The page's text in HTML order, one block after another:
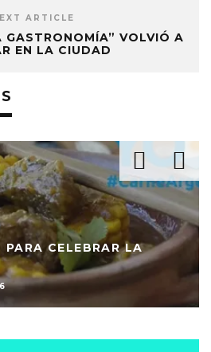
ARTICLE
GASTRONOMÍA” VOLVIÓ A
EN LA CIUDAD
CELEBRAR LA